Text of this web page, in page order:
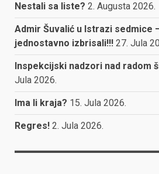
Nestali sa liste? 2. Augusta 2026.
Admir Šuvalić u Istrazi sedmice
jednostavno izbrisali!!! 27. Jula
Inspekcijski nadzori nad radom
Jula 2026.
Ima li kraja? 15. Jula 2026.
Regres! 2. Jula 2026.